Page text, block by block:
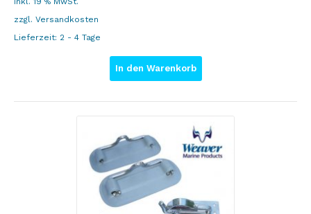
zzgl. Versandkosten
Lieferzeit: 2 - 4 Tage
In den Warenkorb